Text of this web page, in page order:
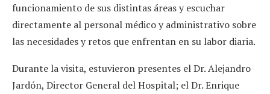
funcionamiento de sus distintas áreas y escuchar
directamente al personal médico y administrativo sobre
las necesidades y retos que enfrentan en su labor diaria.
Durante la visita, estuvieron presentes el Dr. Alejandro
Jardón, Director General del Hospital; el Dr. Enrique